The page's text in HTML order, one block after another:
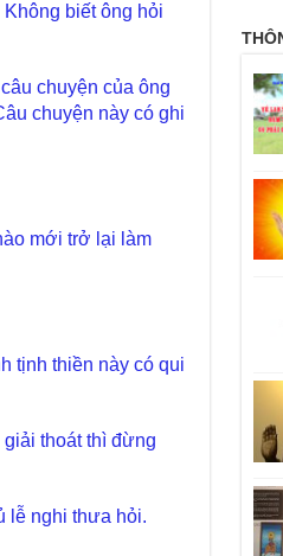
biết ông hỏi
chuyện của ông
chuyện này có ghi
mới trở lại làm
tịnh thiền này có qui
thoát thì đừng
lễ nghi thưa hỏi.